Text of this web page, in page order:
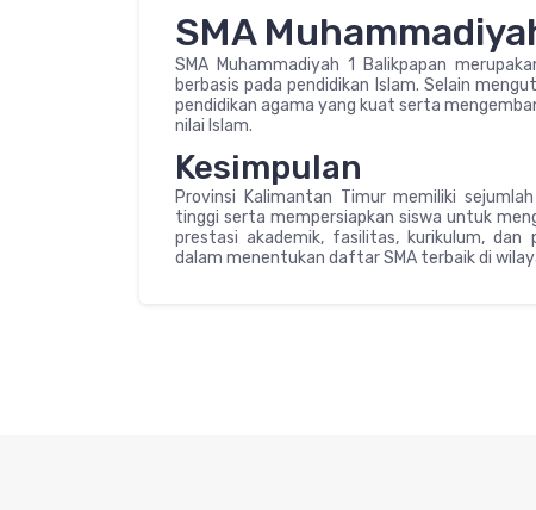
SMA
SMA Muhammadiyah 1 Balikpapan
berbasis pada pendidikan Islam. Selain
pendidikan agama yang kuat serta
nilai Islam.
Kesimpulan
Provinsi Kalimantan Timur memiliki
tinggi serta mempersiapkan siswa untuk
prestasi akademik, fasilitas, kurikulum,
dalam menentukan daftar SMA terbaik di